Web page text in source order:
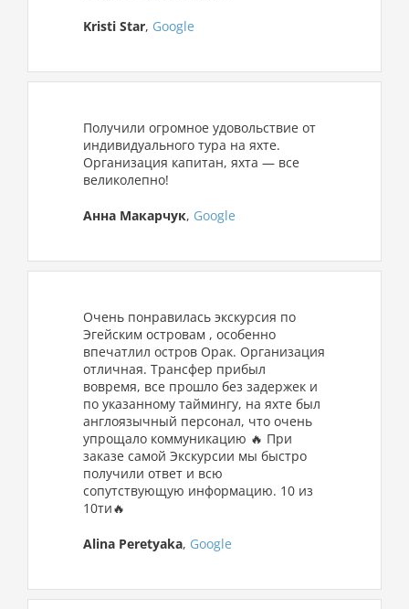
Kristi Star, Google
Получили огромное удовольствие от
индивидуального тура на яхте.
Организация капитан, яхта — все
великолепно!
Анна Макарчук, Google
Очень понравилась экскурсия по
Эгейским островам , особенно
впечатлил остров Орак. Организация
отличная. Трансфер прибыл
вовремя, все прошло без задержек и
по указанному таймингу, на яхте был
англоязычный персонал, что очень
упрощало коммуникацию 🔥 При
заказе самой Экскурсии мы быстро
получили ответ и всю
сопутствующую информацию. 10 из
10ти🔥
Alina Peretyaka, Google